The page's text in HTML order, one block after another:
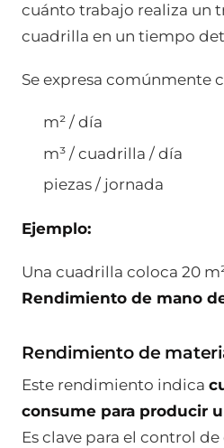
cuánto trabajo realiza un
cuadrilla en un tiempo
Se expresa comúnmente
m² / día
m³ / cuadrilla / día
piezas / jornada
Ejemplo:
Una cuadrilla coloca 20
Rendimiento de mano
Rendimiento de
Este rendimiento indica
consume para producir
Es clave para el control